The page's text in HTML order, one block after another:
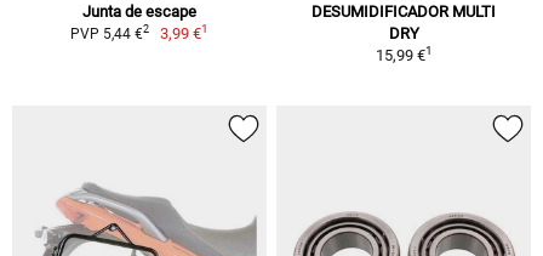
Junta de escape
PVP 5,44 €2 3,99 €1
DESUMIDIFICADOR MULTI
DRY
15,99 €1